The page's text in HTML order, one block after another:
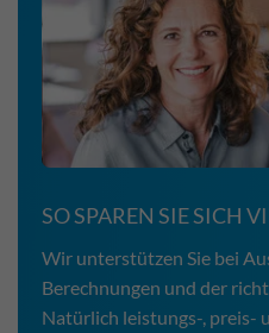
SO SPAREN SIE SICH
Wir unterstützen Sie bei
Berechnungen und der
Natürlich leistungs-, preis-